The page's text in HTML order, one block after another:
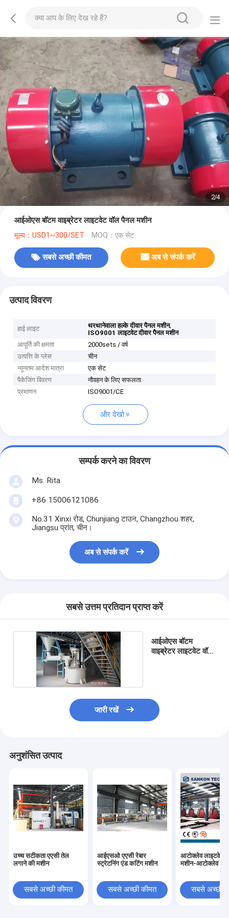
2/4
आईओएस बॉटम वाइब्रेटर लाइटवेट वॉल पैनल मशीन
मूल्य：USD1~300/SET MOQ：एक सेट
सबसे अच्छी कीमत अब से संपर्क करें
उत्पाद विवरण
हाई लाइट थरथानेवाला हल्के दीवार पैनल मशीन,
ISO9001 लाइटवेट दीवार पैनल मशीन
आपूर्ति की क्षमता
2000sets / वर्ष
उत्पत्ति के प्लेस
चीन
न्यूनतम आदेश मात्रा
एक सेट
पैकेजिंग विवरण
नौवहन के लिए सफलता
प्रमाणन
ISO9001/CE
और देखो
सम्पर्क करने का विवरण
Ms. Rita
+86 15006121086
No.31 Xinxi रोड, Chunjiang टाउन, Changzhou शहर,
Jiangsu प्रांत, चीन।
अब से संपर्क करें
सबसे उत्तम प्रतिदान प्राप्त करें
आईओएस बॉटम
वाइब्रेटर लाइटवेट वॉल
जारी रखें
अनुशंसित उत्पाद
उच्च सटीकता एएसी तेल
लगाने की मशीन
सबसे अच्छी कीमत
आईएसओ एएसी रेबार
स्ट्रेटनिंग एंड कटिंग मशीन
सबसे अच्छी कीमत
आटोक्लेव लाइटवेट
मशीन-आटोक्लेव
सबसे अच्छी